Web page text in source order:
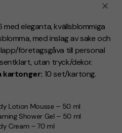
eleganta, kvällsblommiga
med inslag av sake och
företagsgåva till personal
utan tryck/dekor.
kartonger: 10 set/kartong.
Lotion Mousse – 50 ml
Shower Gel – 50 ml
Cream – 70 ml